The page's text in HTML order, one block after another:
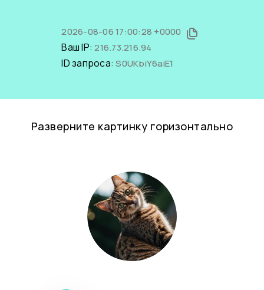
2026-08-06 17:00:28 +0000
Ваш IP:216.73.216.94
ID запроса:S0UKbiY6aiE1
Разверните картинку горизонтально